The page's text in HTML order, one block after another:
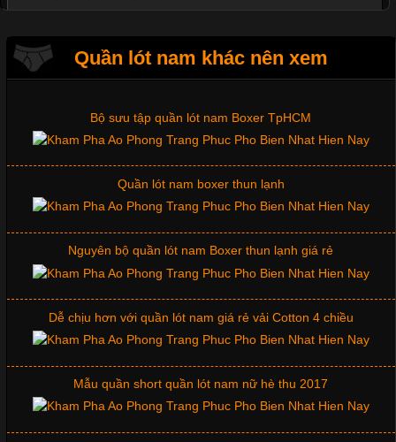
Áo thun là một trong những trang phục phổ biến nhất hiện nay
nhờ tính tiện dụng, dễ phối đồ và phù hợp với nhiều đối tượng.
quan trọng tạo nên phong cách riêng cho từng sản phẩm. Mỗi
loại cổ áo sẽ mang đến một vẻ đẹp khác
Những Mẫu Áo Thun Đồng Phục Công Ty Được Ưa
Chuộng Hiện Nay
Cập nhật 2026-06-01 14:23:34
Quần lót nam khác nên xem
Những mẩu quần lót nam thông dụng hiện nay
Bộ sưu tập quần lót nam Boxer TpHCM
Quần lót nam boxer thun lạnh
Nguyên bộ quần lót nam Boxer thun lạnh giá rẻ
Dễ chịu hơn với quần lót nam giá rẻ vải Cotton 4 chiều
Mẫu quần short quần lót nam nữ hè thu 2017